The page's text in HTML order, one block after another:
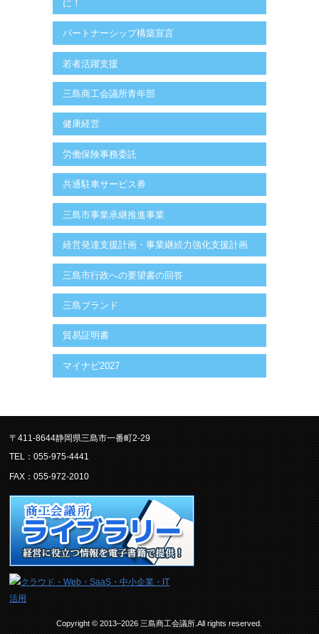
に！
パートナーシップ構築宣言
若者活躍支援
三島商工会議所青年部
健康経営
労働保険事務委託
共通駐車サービス券
三島市事業承継推進事業
経営発達支援計画・事業継続力強化支援計画
三島市行政への要望書の回答
三島ブランド
貿易証明書
マイナビ2027
〒411-8644静岡県三島市一番町2-29
TEL：055-975-4441
FAX：055-972-2010
Copyright © 2013–2026 三島商工会議所.All rights reserved.